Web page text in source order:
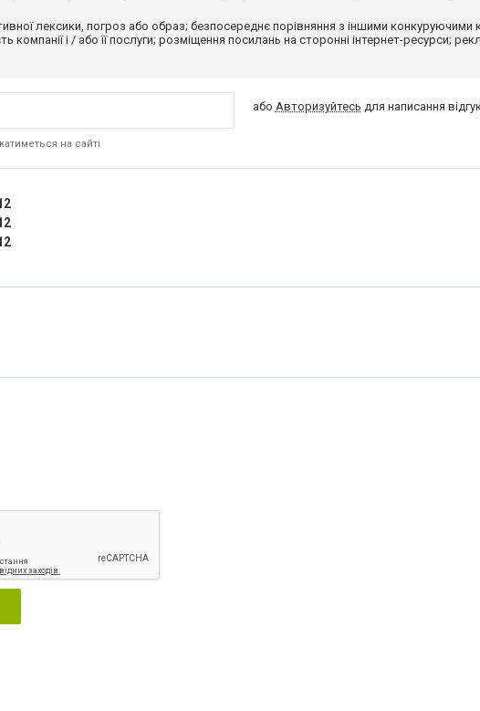
лексики, погроз або образ; безпосереднє порівняння з іншими конкуруючими
компанії і / або її послуги; розміщення посилань на сторонні інтернет-ресурси;
на сайті
або Авторизуйтесь для написання